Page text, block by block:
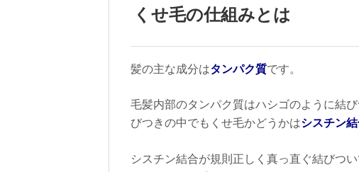
くせ毛の仕組みとは
髪の主な成分はタンパク質です。
毛髪内部のタンパク質はハシゴのように結
びつきの中でもくせ毛かどうかはシスチン
シスチン結合が規則正しく真っ直ぐ結びつ